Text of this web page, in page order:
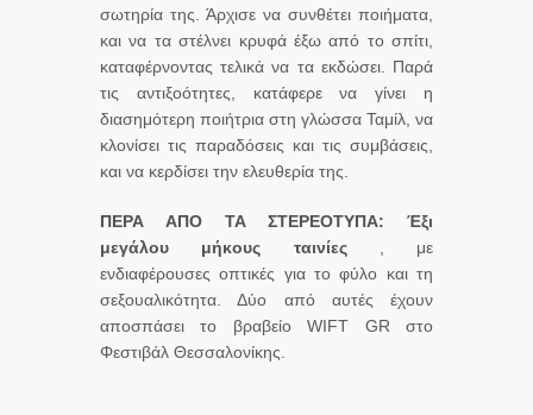
σωτηρία της. Άρχισε να συνθέτει ποιήματα,
και να τα στέλνει κρυφά έξω από το σπίτι,
καταφέρνοντας τελικά να τα εκδώσει. Παρά
τις αντιξοότητες, κατάφερε να γίνει η
διασημότερη ποιήτρια στη γλώσσα Ταμίλ, να
κλονίσει τις παραδόσεις και τις συμβάσεις,
και να κερδίσει την ελευθερία της.
ΠΕΡΑ ΑΠΟ ΤΑ ΣΤΕΡΕΟΤΥΠΑ:
Έξι
μεγάλου μήκους ταινίες, με
ενδιαφέρουσες οπτικές για το φύλο και τη
σεξουαλικότητα. Δύο από αυτές έχουν
αποσπάσει το βραβείο WIFT GR στο
Φεστιβάλ Θεσσαλονίκης.